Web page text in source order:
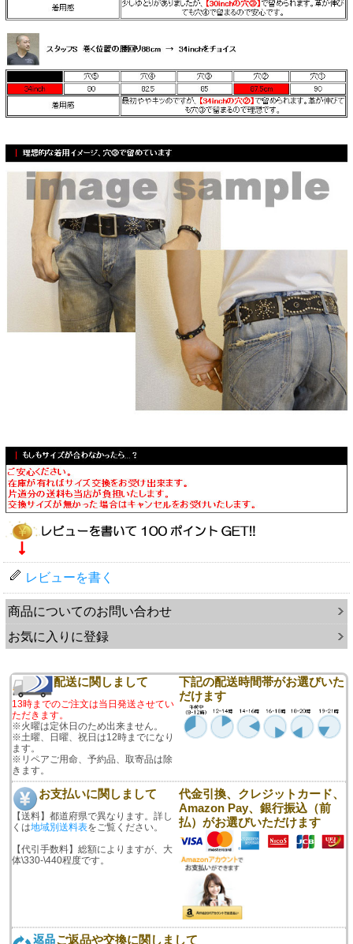
レビューを書く
商品についてのお問い合わせ
お気に入りに登録
配送に関しまして
13時までのご注文は当日発送させてい
ただきます。
※火曜は定休日のため出来ません。
※土曜、日曜、祝日は12時までになり
ます。
※リペアご用命、予約品、取寄品は除
きます。
下記の配送時間帯がお選びいた
だけます
お支払いに関しまして
【送料】都道府県で異なります。詳し
くは地域別送料表をご覧ください。
【代引手数料】総額によりますが、大
体\330-\440程度です。
代金引換、クレジットカード、
Amazon Pay、銀行振込（前
払）がお選びいただけます
ご返品や交換に関しまして